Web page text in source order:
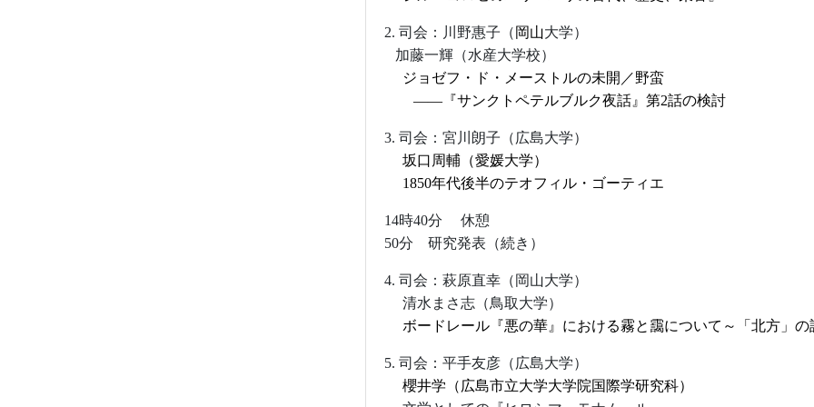
2. 司会：川野惠子（ 岡山大学）
加藤一輝（水産大学校）
ジョゼフ・ド・メーストルの未開／野蛮
――『サンクトペテルブルク夜話』第2話の
3. 司会：宮川朗子（広島大学）
坂口周輔（愛媛大学）
1850年代後半のテオフィ
14時40分 休
50分 研究発表（続
4. 司会：萩原直幸（岡山大学）
清水まさ志（鳥取大学）
ボードレール『悪の華』における霧と靄について ～「
5. 司会：平手友彦（広島大学）
櫻井学（広島市立大学大学院国際学研究科）